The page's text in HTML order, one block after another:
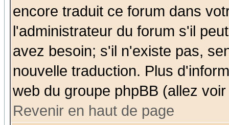
encore traduit ce forum dans
l'administrateur du forum s'il
avez besoin; s'il n'existe pas,
nouvelle traduction. Plus
web du groupe phpBB (allez
Revenir en haut de page